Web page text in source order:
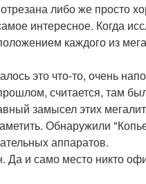
либо же просто
интересное. Когда
каждого из
это что-то, очень
считается, там
замысел этих
Обнаружили
аппаратов.
Да и само место никто